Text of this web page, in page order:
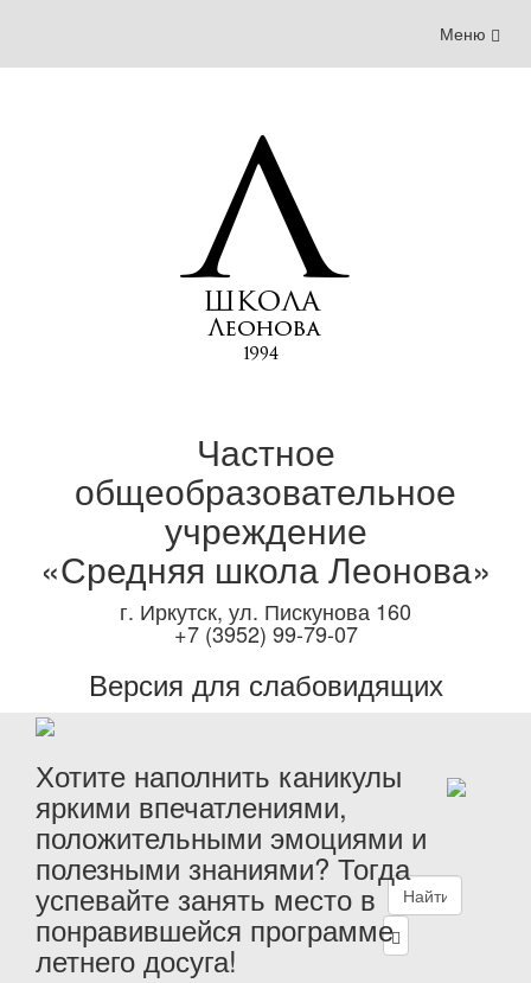
Меню
Меню
Частное
общеобразовательное
учреждение
«Средняя школа Леонова»
г. Иркутск, ул. Пискунова 160
+7 (3952) 99-79-07
Версия для слабовидящих
Хотите наполнить каникулы
яркими впечатлениями,
положительными эмоциями и
полезными знаниями? Тогда
успевайте занять место в
понравившейся программе
летнего досуга!